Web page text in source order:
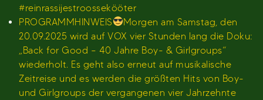
#reinrassijestroossekööter
PROGRAMMHINWEIS
Morgen am Samstag, den
20.09.2025 wird auf VOX vier Stunden lang die Doku:
„Back for Good – 40 Jahre Boy- & Girlgroups“
wiederholt. Es geht also erneut auf musikalische
Zeitreise und es werden die größten Hits von Boy-
und Girlgroups der vergangenen vier Jahrzehnte